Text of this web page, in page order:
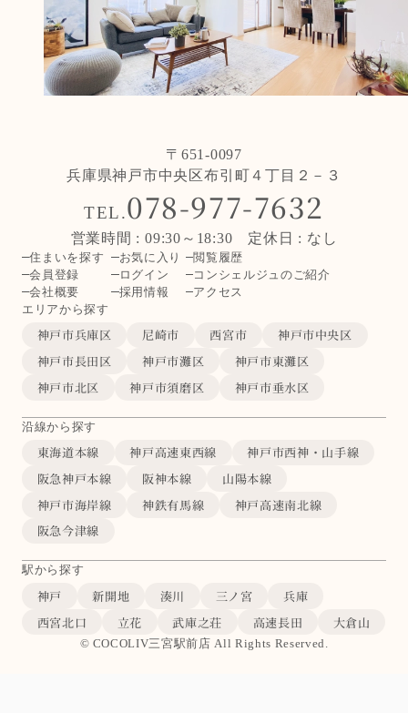
〒651-0097
兵庫県神戸市中央区布引町４丁目２－３
TEL.078-977-7632
営業時間 : 09:30～18:30 定休日 : なし
住まいを探す お気に入り
閲覧履歴
会員登録
ログイン
コンシェルジュのご紹介
会社概要
採用情報
アクセス
エリアから探す
神戸市兵庫区 尼崎市 西宮市
神戸市中央区
神戸市長田区
神戸市灘区
神戸市東灘区
神戸市北区
神戸市須磨区 神戸市垂水区
沿線から探す
東海道本線 神戸高速東西線
神戸市西神・山手線
阪急神戸本線
阪神本線
山陽本線
神戸市海岸線
神鉄有馬線
神戸高速南北線
阪急今津線
駅から探す
神戸 新開地 湊川 三ノ宮
兵庫
西宮北口
立花 武庫之荘 高速長田 大倉山
© COCOLIV三宮駅前店 All Rights Reserved.